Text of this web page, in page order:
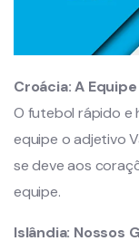
Croácia: A
O futebol rápido e
equipe o adjetivo
se deve aos
equipe.
Islândia: Nossos